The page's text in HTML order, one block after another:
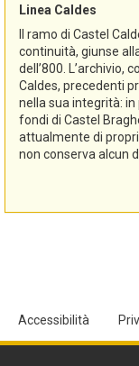
Linea Caldes
Il ramo di Castel
continuità, giunse
dell’800. L’archivio,
Caldes, precedenti
nella sua integrità:
fondi di Castel
attualmente di
non conserva alcun
Accessibilità